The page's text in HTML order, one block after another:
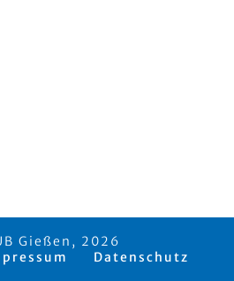
Gießen, 2026
Datenschutz